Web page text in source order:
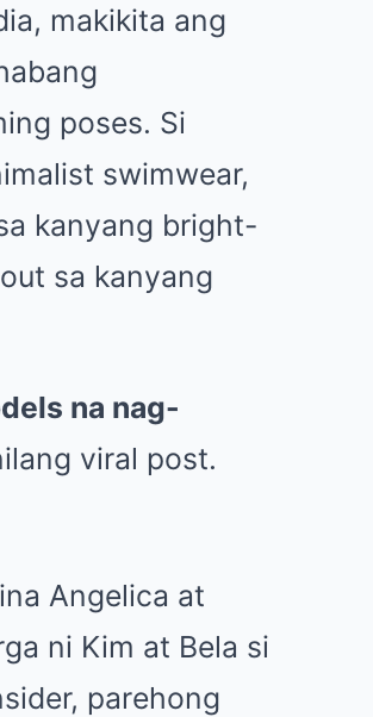
makikita ang
poses. Si
swimwear,
kanyang bright-
sa kanyang
na nag-
viral post.
Angelica at
ni Kim at Bela si
parehong